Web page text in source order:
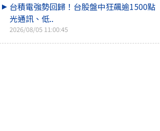
台積電強勢回歸！台股盤中狂飆逾1500點
光通訊、低..
2026/08/05 11:00:45